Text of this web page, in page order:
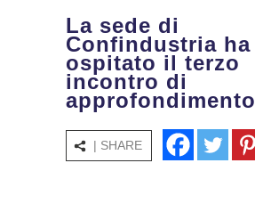
La sede di
Confindustria ha
ospitato il terzo
incontro di
approfondimento
| SHARE